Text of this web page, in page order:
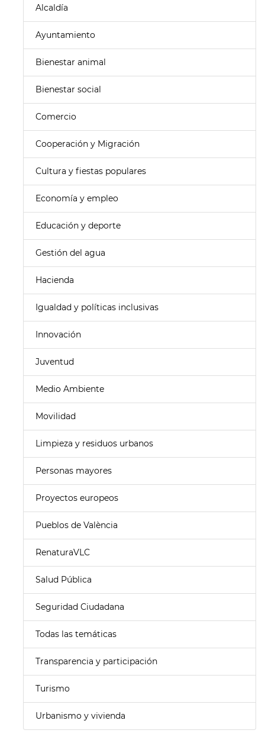
Alcaldía
Ayuntamiento
Bienestar animal
Bienestar social
Comercio
Cooperación y Migración
Cultura y fiestas populares
Economía y empleo
Educación y deporte
Gestión del agua
Hacienda
Igualdad y políticas inclusivas
Innovación
Juventud
Medio Ambiente
Movilidad
Limpieza y residuos urbanos
Personas mayores
Proyectos europeos
Pueblos de València
RenaturaVLC
Salud Pública
Seguridad Ciudadana
Todas las temáticas
Transparencia y participación
Turismo
Urbanismo y vivienda